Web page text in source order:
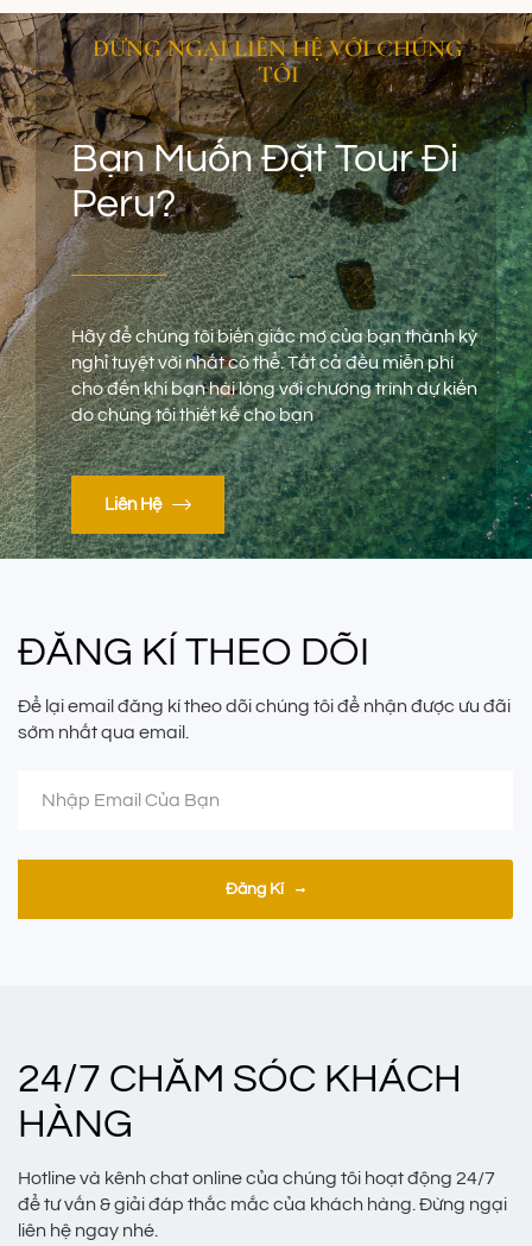
ĐỪNG NGẠI LIÊN HỆ VỚI CHÚNG
TÔI
Bạn Muốn Đặt Tour Đi
Peru?
Hãy để chúng tôi biến giấc mơ của bạn thành kỳ
nghỉ tuyệt vời nhất có thể. Tất cả đều miễn phí
cho đến khi bạn hài lòng với chương trình dự kiến
do chúng tôi thiết kế cho bạn
Liên Hệ
ĐĂNG KÍ THEO DÕI
Để lại email đăng kí theo dõi chúng tôi để nhận được ưu đãi
sớm nhất qua email.
Đăng Kí
24/7 CHĂM SÓC KHÁCH
HÀNG
Hotline và kênh chat online của chúng tôi hoạt động 24/7
để tư vấn & giải đáp thắc mắc của khách hàng. Đừng ngại
liên hệ ngay nhé.